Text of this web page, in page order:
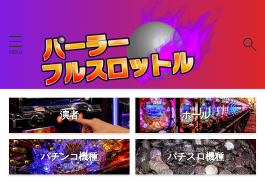
演者 ホール
パチンコ機種 パチスロ機種